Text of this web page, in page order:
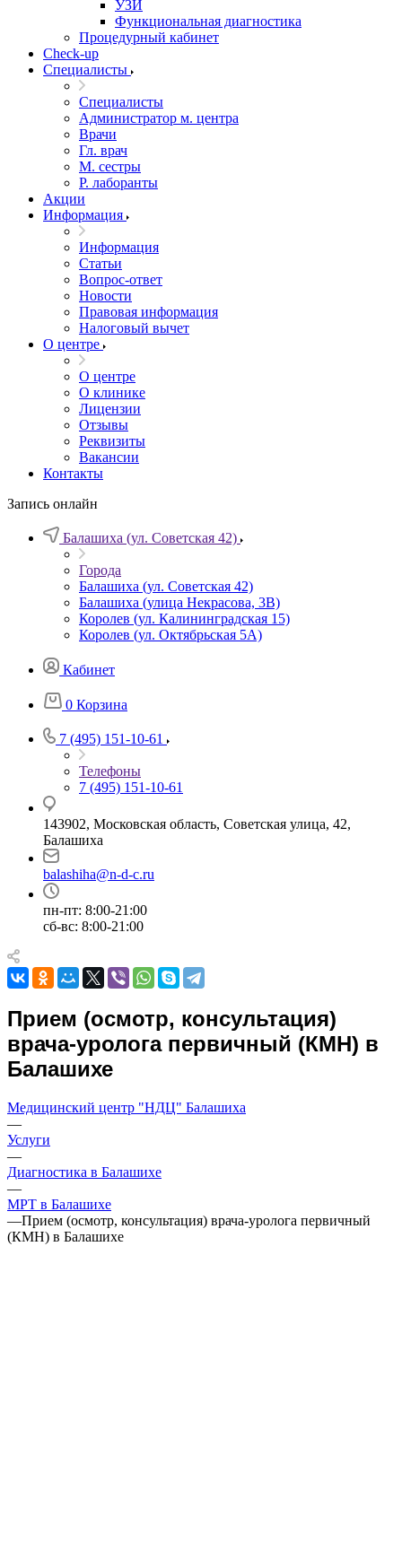
УЗИ
Функциональная диагностика
Процедурный кабинет
Cheсk-up
Специалисты
Специалисты
Администратор м. центра
Врачи
Гл. врач
М. сестры
Р. лаборанты
Акции
Информация
Информация
Статьи
Вопрос-ответ
Новости
Правовая информация
Налоговый вычет
О центре
О центре
О клинике
Лицензии
Отзывы
Реквизиты
Вакансии
Контакты
Запись онлайн
Балашиха (ул. Советская 42)
Города
Балашиха (ул. Советская 42)
Балашиха (улица Некрасова, 3В)
Королев (ул. Калининградская 15)
Королев (ул. Октябрьская 5А)
Кабинет
0 Корзина
7 (495) 151-10-61
Телефоны
7 (495) 151-10-61
143902, Московская область, Советская улица, 42,
Балашиха
balashiha@n-d-c.ru
пн-пт: 8:00-21:00
сб-вс: 8:00-21:00
Прием (осмотр, консультация)
врача-уролога первичный (КМН) в
Балашихе
Медицинский центр "НДЦ" Балашиха
—
Услуги
—
Диагностика в Балашихе
—
МРТ в Балашихе
—Прием (осмотр, консультация) врача-уролога первичный
(КМН) в Балашихе